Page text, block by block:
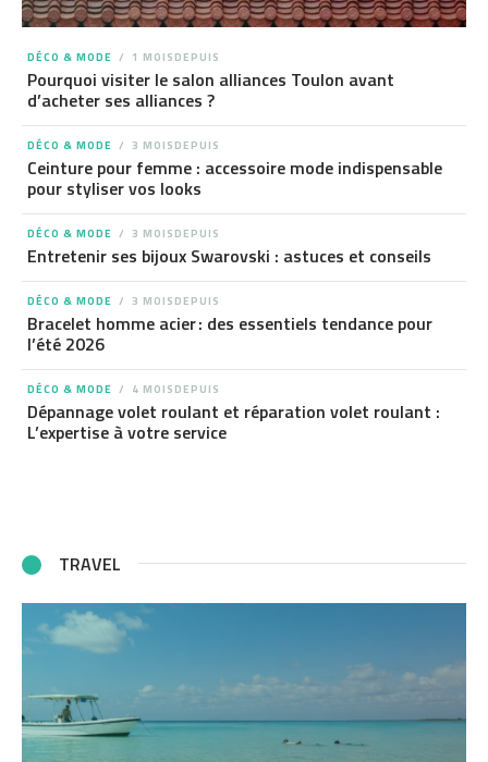
DÉCO & MODE 1 MOISDEPUIS
Pourquoi visiter le salon alliances Toulon avant
d’acheter ses alliances ?
DÉCO & MODE 3 MOISDEPUIS
Ceinture pour femme : accessoire mode indispensable
pour styliser vos looks
DÉCO & MODE 3 MOISDEPUIS
Entretenir ses bijoux Swarovski : astuces et conseils
DÉCO & MODE 3 MOISDEPUIS
Bracelet homme acier : des essentiels tendance pour
l’été 2026
DÉCO & MODE 4 MOISDEPUIS
Dépannage volet roulant et réparation volet roulant :
L’expertise à votre service
TRAVEL